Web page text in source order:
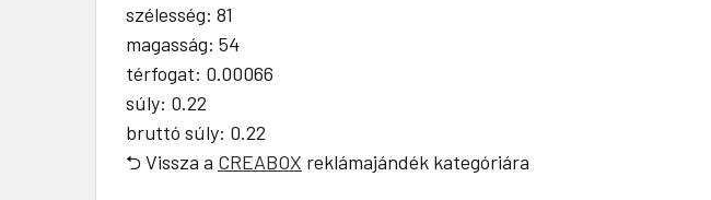
szélesség: 81
magasság: 54
térfogat: 0.00066
súly: 0.22
bruttó súly: 0.22
⮌ Vissza a CREABOX reklámajándék kategóriára